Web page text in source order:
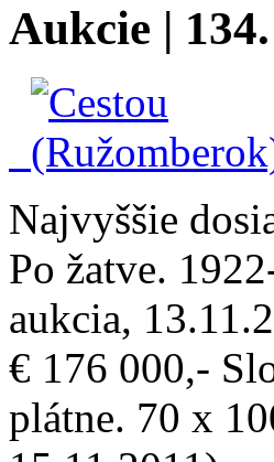
Aukcie |
Najvyššie
Po žatve.
aukcia,
€ 176 000,-
plátne. 70 x